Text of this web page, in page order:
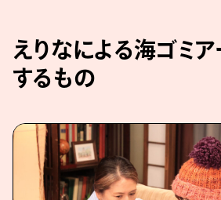
えりなによる海ゴミ
するもの